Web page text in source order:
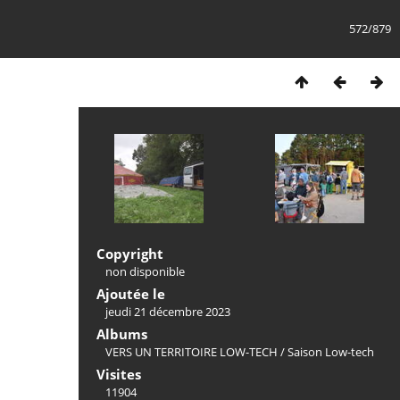
572/879
Copyright
non disponible
Ajoutée le
jeudi 21 décembre 2023
Albums
VERS UN TERRITOIRE LOW-TECH /Saison Low-tech
Visites
11904